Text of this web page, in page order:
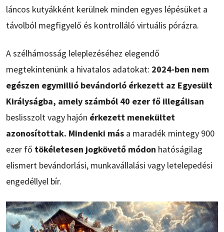
láncos kutyákként kerülnek minden egyes lépésüket a
távolból megfigyelő és kontrolláló virtuális pórázra.
A szélhámosság leleplezéséhez elegendő
megtekintenünk a hivatalos adatokat: 2024-ben nem
egészen egymillió bevándorló érkezett az Egyesült
Királyságba, amely számból 40 ezer fő illegálisan
beslisszolt vagy hajón érkezett menekültet
azonosítottak. Mindenki más a maradék mintegy 900
ezer fő tökéletesen jogkövető módon hatóságilag
elismert bevándorlási, munkavállalási vagy letelepedési
engedéllyel bír.